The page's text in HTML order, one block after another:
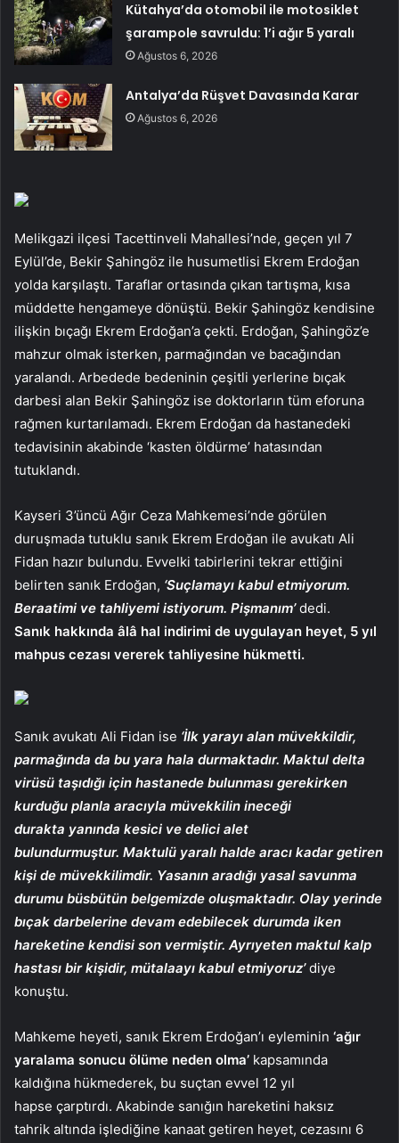
Kütahya’da otomobil ile motosiklet
şarampole savruldu: 1’i ağır 5 yaralı
Ağustos 6, 2026
Antalya’da Rüşvet Davasında Karar
Ağustos 6, 2026
Melikgazi ilçesi Tacettinveli Mahallesi’nde, geçen yıl 7
Eylül’de, Bekir Şahingöz ile husumetlisi Ekrem Erdoğan
yolda karşılaştı. Taraflar ortasında çıkan tartışma, kısa
müddette hengameye dönüştü. Bekir Şahingöz kendisine
ilişkin bıçağı Ekrem Erdoğan’a çekti. Erdoğan, Şahingöz’e
mahzur olmak isterken, parmağından ve bacağından
yaralandı. Arbedede bedeninin çeşitli yerlerine bıçak
darbesi alan Bekir Şahingöz ise doktorların tüm eforuna
rağmen kurtarılamadı. Ekrem Erdoğan da hastanedeki
tedavisinin akabinde ‘kasten öldürme’ hatasından
tutuklandı.
Kayseri 3’üncü Ağır Ceza Mahkemesi’nde görülen
duruşmada tutuklu sanık Ekrem Erdoğan ile avukatı Ali
Fidan hazır bulundu. Evvelki tabirlerini tekrar ettiğini
belirten sanık Erdoğan, ‘Suçlamayı kabul etmiyorum.
Beraatimi ve tahliyemi istiyorum. Pişmanım’dedi.
Sanık hakkında âlâ hal indirimi de uygulayan heyet, 5 yıl
mahpus cezası vererek tahliyesine hükmetti.
Sanık avukatı Ali Fidan ise ‘İlk yarayı alan müvekkildir,
parmağında da bu yara hala durmaktadır. Maktul delta
virüsü taşıdığı için hastanede bulunması gerekirken
kurduğu planla aracıyla müvekkilin ineceği
durakta yanında kesici ve delici alet
bulundurmuştur. Maktulü yaralı halde aracı kadar getiren
kişi de müvekkilimdir. Yasanın aradığı yasal savunma
durumu büsbütün belgemizde oluşmaktadır. Olay yerinde
bıçak darbelerine devam edebilecek durumda iken
hareketine kendisi son vermiştir. Ayrıyeten maktul kalp
hastası bir kişidir, mütalaayı kabul etmiyoruz’diye
konuştu.
Mahkeme heyeti, sanık Ekrem Erdoğan’ı eyleminin ‘ağır
yaralama sonucu ölüme neden olma’ kapsamında
kaldığına hükmederek, bu suçtan evvel 12 yıl
hapse çarptırdı. Akabinde sanığın hareketini haksız
tahrik altında işlediğine kanaat getiren heyet, cezasını 6